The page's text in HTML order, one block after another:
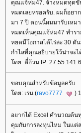
คุณแจ้ห่ม47. จ้างหมดทุดขั้น
หมดเลยหรอครับ. ผมก็อยา
มา 7 ปี ตอนนี้ผมมารับเหม
หมดเห็นคุณแจ้ห่ม47 ทำรา
หยดมีโอกาสได้ไร่ล่ะ 30 ตั
กำไลที่คุณอธิบายใว้น่าจะ
ดย: ตี๋อ้วน IP:
ขอบคุณสำหรับข้อมูลครับ
ดย: เรน (ravo7777 )
อยากได้ Excel คำนวณต้น
คุมกับการลงทุนไหม ในแต่ล